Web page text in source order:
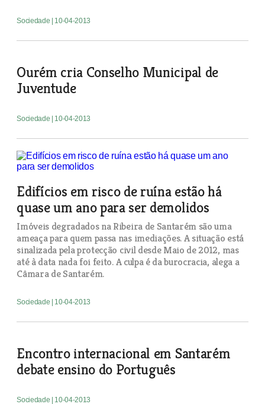
Sociedade | 10-04-2013
Ourém cria Conselho Municipal de
Juventude
Sociedade | 10-04-2013
Edifícios em risco de ruína estão há
quase um ano para ser demolidos
Imóveis degradados na Ribeira de Santarém são uma
ameaça para quem passa nas imediações. A situação está
sinalizada pela protecção civil desde Maio de 2012, mas
até à data nada foi feito. A culpa é da burocracia, alega a
Câmara de Santarém.
Sociedade | 10-04-2013
Encontro internacional em Santarém
debate ensino do Português
Sociedade | 10-04-2013